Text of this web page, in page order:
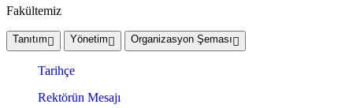
Fakültemiz
Tanıtım Yönetim Organizasyon Şeması
Tarihçe
Rektörün Mesajı